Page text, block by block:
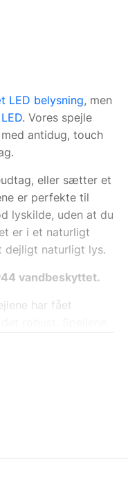
LED belysning, men
. Vores spejle
antidug, touch
eller sætter et
er perfekte til
lyskilde, uden at du
er i et naturligt
dejligt naturligt lys.
vandbeskyttet.
har fået
beskriver hvor godt